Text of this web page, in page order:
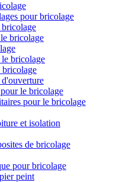
pour bricolage
bricolage
bricolage
bricolage
d'ouverture
le bricolage
pour le bricolage
et isolation
de bricolage
pour bricolage
peint